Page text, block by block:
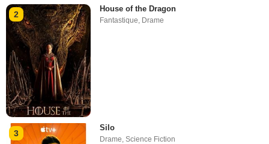
2
House of the Dragon
Fantastique, Drame
3
Silo
Drame ,Science Fiction